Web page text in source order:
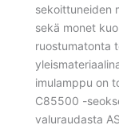
sekoittuneiden
sekä monet
ruostumatonta
imulamppu on
C85500 -
valuraudasta